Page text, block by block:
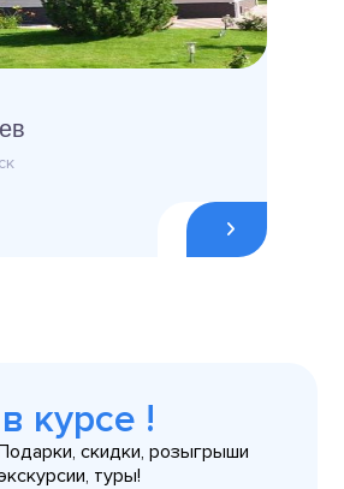
курсе !
скидки, розыгрыши
туры!